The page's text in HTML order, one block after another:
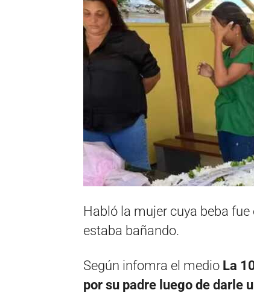
Habló la mujer cuya beba
estaba bañando.
Según infomra el medio La
por su padre luego de darle